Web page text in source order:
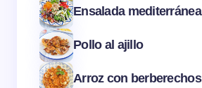
Ensalada mediterránea
Pollo al ajillo
Arroz con berberechos